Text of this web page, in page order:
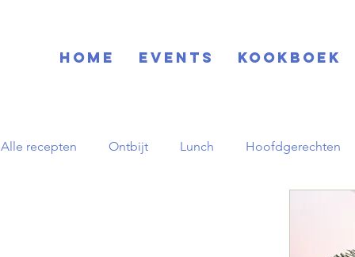
Home EVENTS KOOKBOEK
Alle recepten Ontbijt Lunch Hoofdgerechten